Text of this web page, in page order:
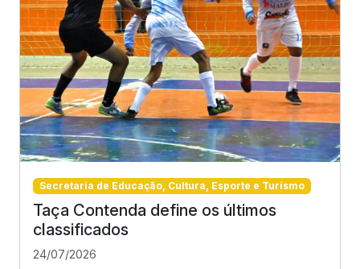
Secretaria de Educação, Cultura, Esporte e Turismo
Taça Contenda define os últimos
classificados
24/07/2026